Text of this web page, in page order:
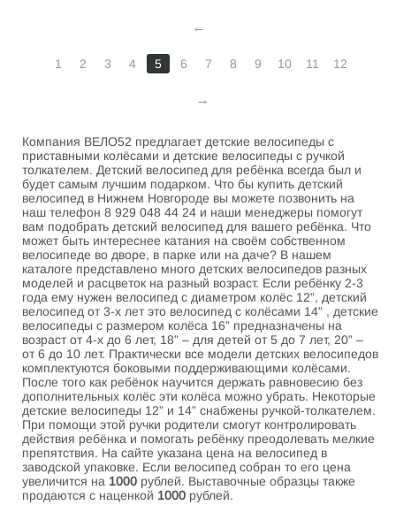
1 2 3 4 5 6 7 8 9 10 11 12
Компания ВЕЛО52 предлагает детские велосипеды с
приставными колёсами и детские велосипеды с ручкой
толкателем. Детский велосипед для ребёнка всегда был и
будет самым лучшим подарком. Что бы купить детский
велосипед в Нижнем Новгороде вы можете позвонить на
наш телефон 8 929 048 44 24 и наши менеджеры помогут
вам подобрать детский велосипед для вашего ребёнка. Что
может быть интереснее катания на своём собственном
велосипеде во дворе, в парке или на даче? В нашем
каталоге представлено много детских велосипедов разных
моделей и расцветок на разный возраст. Если ребёнку 2-3
года ему нужен велосипед с диаметром колёс 12”, детский
велосипед от 3-х лет это велосипед с колёсами 14” , детские
велосипеды с размером колёса 16” предназначены на
возраст от 4-х до 6 лет, 18” – для детей от 5 до 7 лет, 20” –
от 6 до 10 лет. Практически все модели детских велосипедов
комплектуются боковыми поддерживающими колёсами.
После того как ребёнок научится держать равновесию без
дополнительных колёс эти колёса можно убрать. Некоторые
детские велосипеды 12” и 14” снабжены ручкой-толкателем.
При помощи этой ручки родители смогут контролировать
действия ребёнка и помогать ребёнку преодолевать мелкие
препятствия. На сайте указана цена на велосипед в
заводской упаковке. Если велосипед собран то его цена
увеличится на 1000 рублей. Выставочные образцы также
продаются с наценкой 1000 рублей.